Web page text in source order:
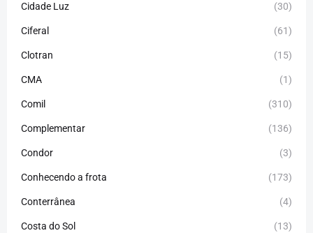
Cidade Luz (30)
Ciferal (61)
Clotran (15)
CMA (1)
Comil (310)
Complementar (136)
Condor (3)
Conhecendo a frota (173)
Conterrânea (4)
Costa do Sol (13)